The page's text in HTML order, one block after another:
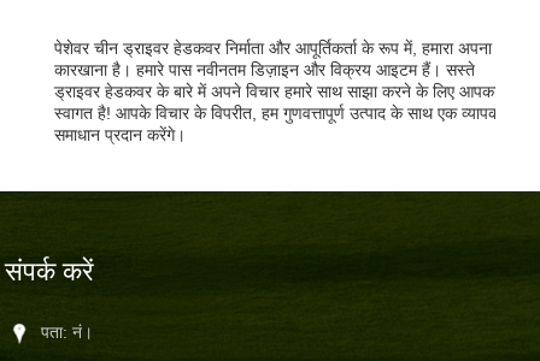
पेशेवर चीन ड्राइवर हेडकवर निर्माता और आपूर्तिकर्ता के रूप में, हमारा अपना
कारखाना है। हमारे पास नवीनतम डिज़ाइन और विक्रय आइटम हैं। सस्ते
ड्राइवर हेडकवर के बारे में अपने विचार हमारे साथ साझा करने के लिए आपका
स्वागत है! आपके विचार के विपरीत, हम गुणवत्तापूर्ण उत्पाद के साथ एक व्यापक
समाधान प्रदान करेंगे।
संपर्क करें
पता: नं।